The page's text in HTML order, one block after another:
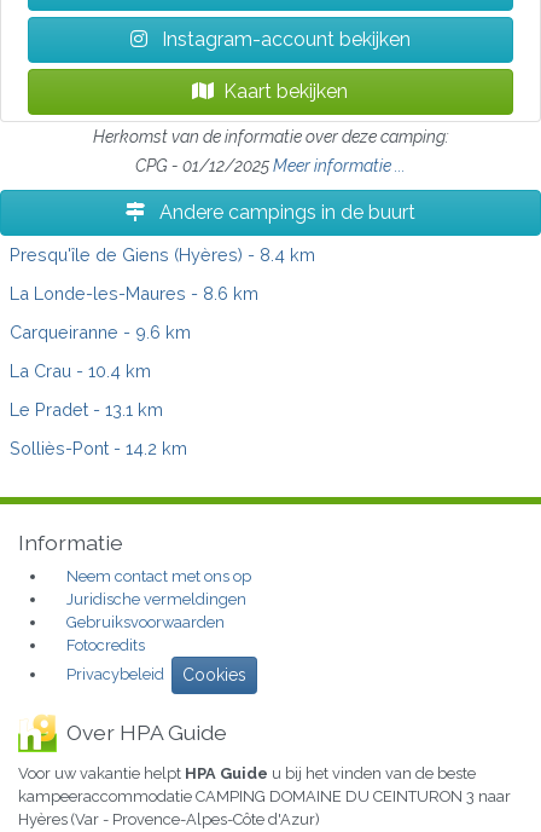
Instagram-account bekijken
Kaart bekijken
Herkomst van de informatie over deze camping:
CPG - 01/12/2025Meer informatie ...
Andere campings in de buurt
Presqu'île de Giens (Hyères) - 8.4 km
La Londe-les-Maures - 8.6 km
Carqueiranne - 9.6 km
La Crau - 10.4 km
Le Pradet - 13.1 km
Solliès-Pont - 14.2 km
Informatie
Neem contact met ons op
Juridische vermeldingen
Gebruiksvoorwaarden
Fotocredits
Privacybeleid
Cookies
Over HPA Guide
Voor uw vakantie helpt HPA Guide u bij het vinden van de beste
kampeeraccommodatie CAMPING DOMAINE DU CEINTURON 3 naar
Hyères (Var - Provence-Alpes-Côte d'Azur)